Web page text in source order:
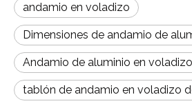
andamio en voladizo
Dimensiones de andamio de
Andamio de aluminio en
tablón de andamio en voladizo